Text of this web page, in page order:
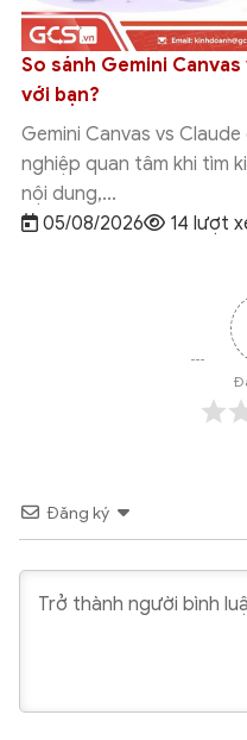
So sánh Gemini
với bạn?
Gemini Canvas vs
nghiệp quan tâm khi tìm
nội dung,...
05/08/2026
14 lượt
Đăng ký